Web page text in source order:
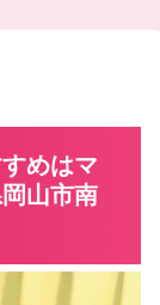
めはマ
山市南